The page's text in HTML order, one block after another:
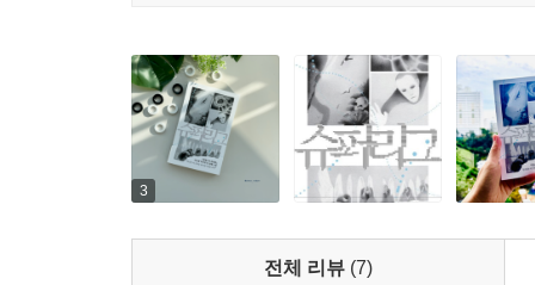
--- p.228
약 20년 뒤를 다룬 『슈퍼리그』가 그저 소설이기
기술의 발전으로 가상현실에서 취업 시험을 본다
이상 영화가 아니게 된 현실 앞에서, 2050년의
만주와 같이 취업이 절실한 평범한 청년에서부
노년의 무리, 로봇으로 태어나 수십 번 재활용되
모두 지금 우리 곁에 있는 상황들이다. 십 대부터
쫓는 만주의 이야기를 따라가다 보면 독자는 자연
3
전체 리뷰 (7)